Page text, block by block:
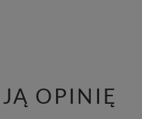
OPINIĘ